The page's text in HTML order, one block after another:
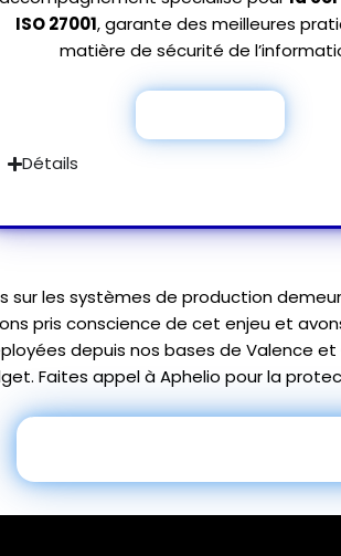
ISO 27001, garante des meilleures
matière de sécurité de
Détails
les systèmes de production
pris conscience de cet enjeu et
depuis nos bases de Valence
Faites appel à Aphelio pour la